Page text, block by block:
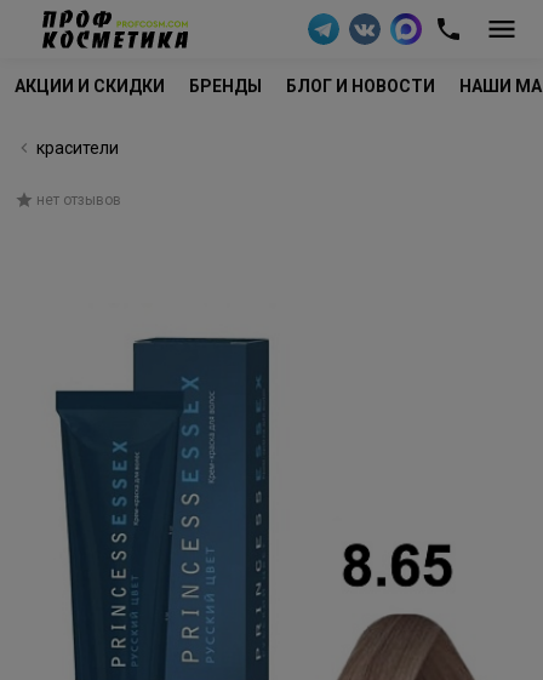
АКЦИИ И СКИДКИ БРЕНДЫ БЛОГ И НОВОСТИ НАШИ
красители
нет отзывов